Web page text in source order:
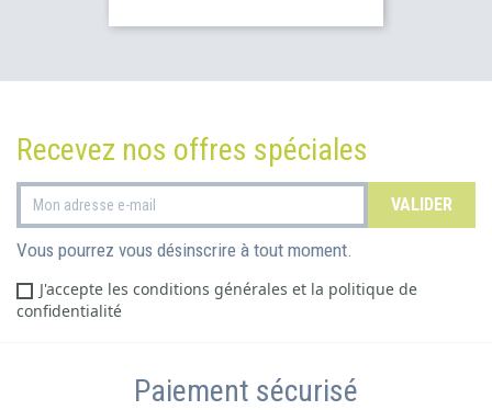
Recevez nos offres spéciales
Vous pourrez vous désinscrire à tout moment.
J'accepte les conditions générales et la politique de
confidentialité
Paiement sécurisé